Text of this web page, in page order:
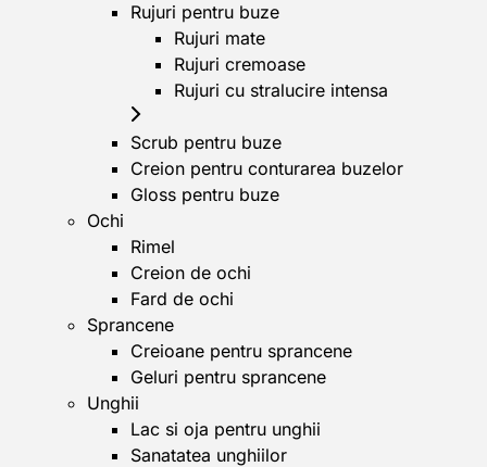
Rujuri pentru buze
Rujuri mate
Rujuri cremoase
Rujuri cu stralucire intensa
Scrub pentru buze
Creion pentru conturarea buzelor
Gloss pentru buze
Ochi
Rimel
Creion de ochi
Fard de ochi
Sprancene
Creioane pentru sprancene
Geluri pentru sprancene
Unghii
Lac si oja pentru unghii
Sanatatea unghiilor